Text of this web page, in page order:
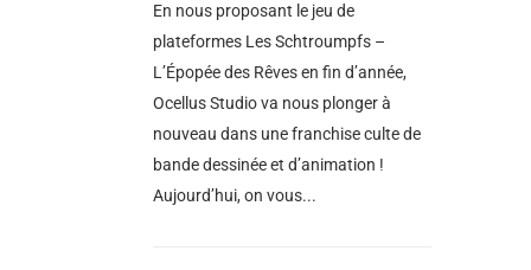
En nous proposant le jeu de
plateformes Les Schtroumpfs –
L’Épopée des Rêves en fin d’année,
Ocellus Studio va nous plonger à
nouveau dans une franchise culte de
bande dessinée et d’animation !
Aujourd’hui, on vous...